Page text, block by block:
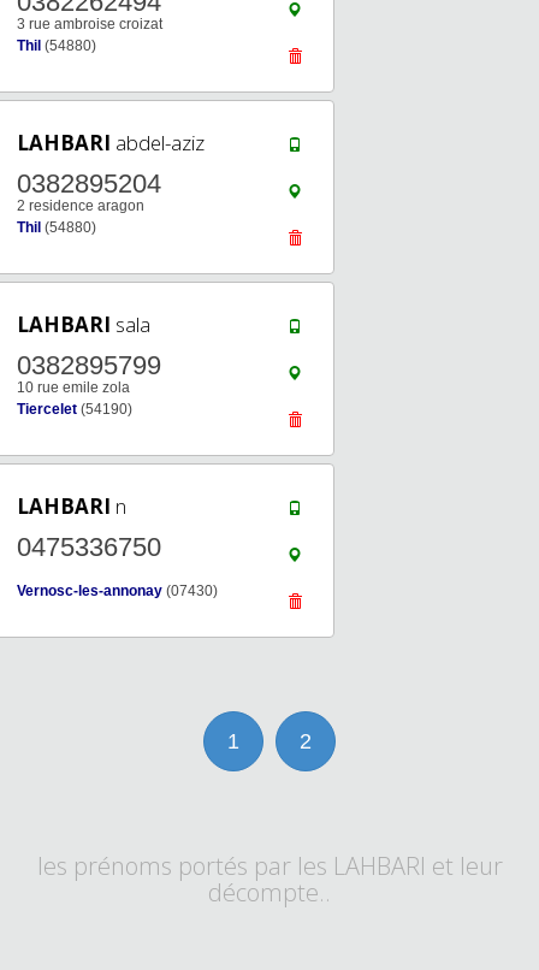
3 rue ambroise croizat
Thil (54880)
LAHBARI abdel-aziz
0382895204
2 residence aragon
Thil (54880)
LAHBARI sala
0382895799
10 rue emile zola
Tiercelet (54190)
LAHBARI n
0475336750
Vernosc-les-annonay (07430)
1 2
les prénoms portés par les LAHBARI et leur
décompte..